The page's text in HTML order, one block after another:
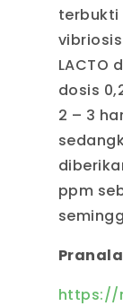
terbukti
vibriosis
LACTO
dosis
2 – 3
ppm
https://